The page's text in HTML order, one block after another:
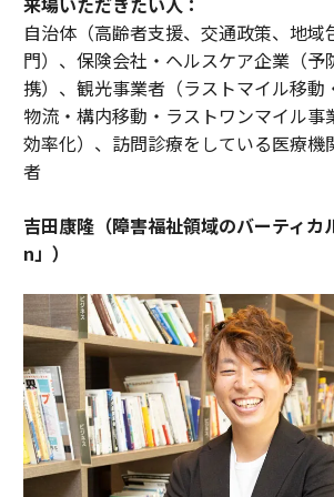
自治体（高齢者支援、交通政策、地域
門）、保険会社・ヘルスケア企業（予
携）、観光事業者（ラストマイル移動
物流・構内移動・ラストワンマイル事
効率化）、訪問診療をしている医療機
者
吉田康隆（障害福祉領域のバーティ
n」）